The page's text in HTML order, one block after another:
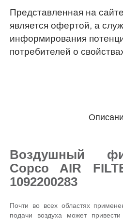
Представленная на
является офертой, а
информирования
потребителей о
Воздушный
Copco AIR
1092200283
Почти во всех областях
подачи воздуха может